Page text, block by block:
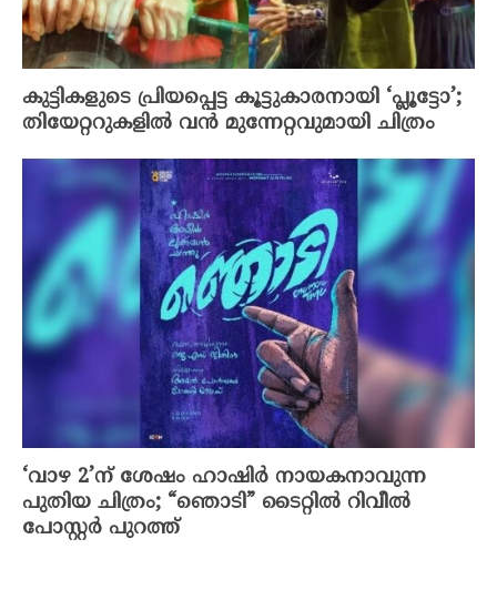
കുട്ടികളുടെ പ്രിയപ്പെട്ട കൂട്ടുകാരനായി ‘പ്ലൂട്ടോ’;
തിയേറ്ററുകളിൽ വൻ മുന്നേറ്റവുമായി ചിത്രം
‘വാഴ 2’ന് ശേഷം ഹാഷിർ നായകനാവുന്ന
പുതിയ ചിത്രം; “ഞൊടി” ടൈറ്റിൽ റിവീൽ
പോസ്റ്റർ പുറത്ത്